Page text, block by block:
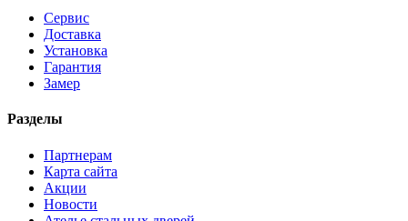
Сервис
Доставка
Установка
Гарантия
Замер
Разделы
Партнерам
Карта сайта
Акции
Новости